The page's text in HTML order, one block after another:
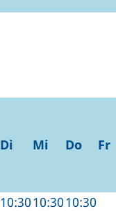
Di Mi Do Fr
10:3010:3010:30